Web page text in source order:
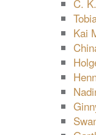
C.
Kai